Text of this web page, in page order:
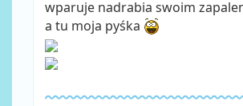
wparuje nadrabia swoim
a tu moja pyśka